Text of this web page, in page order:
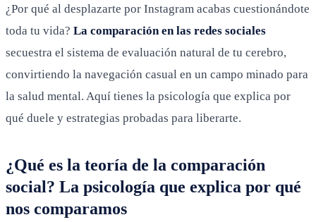
¿Por qué al desplazarte por Instagram acabas cuestionándote
toda tu vida? La comparación en las redes sociales
secuestra el sistema de evaluación natural de tu cerebro,
convirtiendo la navegación casual en un campo minado para
la salud mental. Aquí tienes la psicología que explica por
qué duele y estrategias probadas para liberarte.
¿Qué es la teoría de la comparación
social? La psicología que explica por qué
nos comparamos